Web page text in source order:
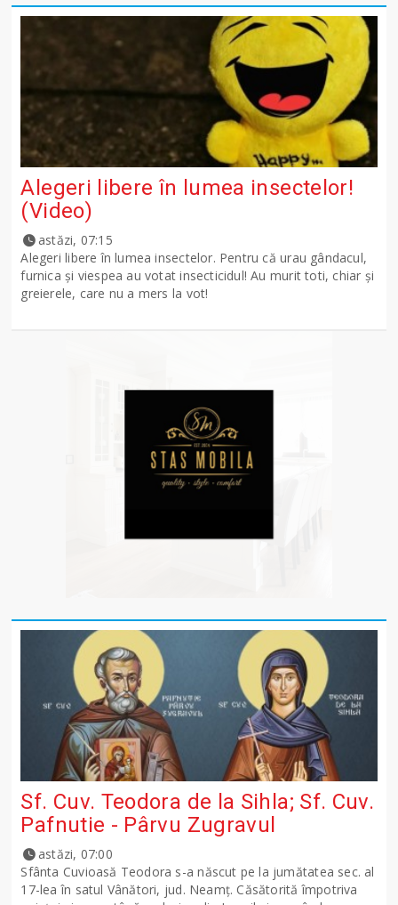
Alegeri libere în lumea insectelor!
(Video)
astăzi, 07:15
Alegeri libere în lumea insectelor. Pentru că urau gândacul,
furnica și viespea au votat insecticidul! Au murit toti, chiar și
greierele, care nu a mers la vot!
Sf. Cuv. Teodora de la Sihla; Sf. Cuv.
Pafnutie - Pârvu Zugravul
astăzi, 07:00
Sfânta Cuvioasă Teodora s-a născut pe la jumătatea sec. al
17-lea în satul Vânători, jud. Neamţ. Căsătorită împotriva